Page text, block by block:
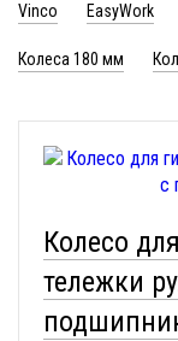
Vinco EasyWork
Колеса 180 мм
Колесо
тележки